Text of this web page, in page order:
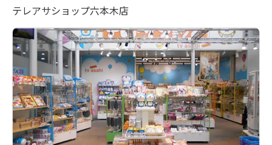
テレアサショップ六本木店